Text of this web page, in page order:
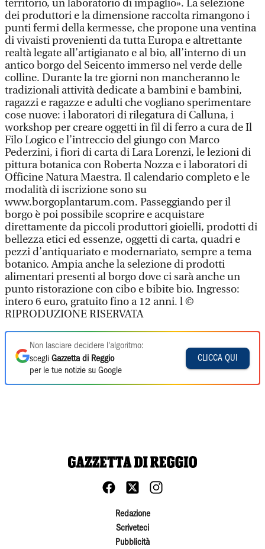
territorio, un laboratorio di impaglio». La selezione
dei produttori e la dimensione raccolta rimangono i
punti fermi della kermesse, che propone una ventina
di vivaisti provenienti da tutta Europa e altrettante
realtà legate all’artigianato e al bio, all’interno di un
antico borgo del Seicento immerso nel verde delle
colline. Durante la tre giorni non mancheranno le
tradizionali attività dedicate a bambini e bambini,
ragazzi e ragazze e adulti che vogliano sperimentare
cose nuove: i laboratori di rilegatura di Calluna, i
workshop per creare oggetti in fil di ferro a cura de Il
Filo Logico e l’intreccio del giungo con Marco
Pederzini, i fiori di carta di Lara Lorenzi, le lezioni di
pittura botanica con Roberta Nozza e i laboratori di
Officine Natura Maestra. Il calendario completo e le
modalità di iscrizione sono su
www.borgoplantarum.com. Passeggiando per il
borgo è poi possibile scoprire e acquistare
direttamente da piccoli produttori gioielli, prodotti di
bellezza etici ed essenze, oggetti di carta, quadri e
pezzi d’antiquariato e modernariato, sempre a tema
botanico. Ampia anche la selezione di prodotti
alimentari presenti al borgo dove ci sarà anche un
punto ristorazione con cibo e bibite bio. Ingresso:
intero 6 euro, gratuito fino a 12 anni. l ©
RIPRODUZIONE RISERVATA
Non lasciare decidere l'algoritmo:
scegli Gazzetta di Reggio
per le tue notizie su Google
CLICCA QUI
Redazione
Scriveteci
Pubblicità